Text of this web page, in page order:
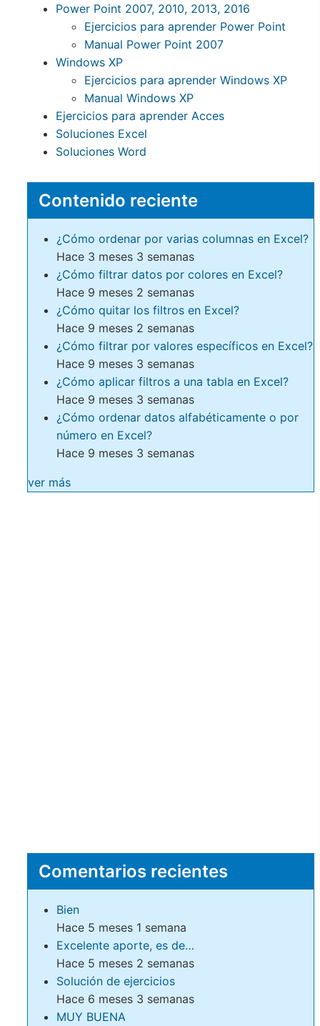
Power Point 2007, 2010, 2013, 2016
Ejercicios para aprender Power Point
Manual Power Point 2007
Windows XP
Ejercicios para aprender Windows XP
Manual Windows XP
Ejercicios para aprender Acces
Soluciones Excel
Soluciones Word
Contenido reciente
¿Cómo ordenar por varias columnas en Excel?
Hace 3 meses 3 semanas
¿Cómo filtrar datos por colores en Excel?
Hace 9 meses 2 semanas
¿Cómo quitar los filtros en Excel?
Hace 9 meses 2 semanas
¿Cómo filtrar por valores específicos en Excel?
Hace 9 meses 3 semanas
¿Cómo aplicar filtros a una tabla en Excel?
Hace 9 meses 3 semanas
¿Cómo ordenar datos alfabéticamente o por
número en Excel?
Hace 9 meses 3 semanas
ver más
Comentarios recientes
Bien
Hace 5 meses 1 semana
Excelente aporte, es de…
Hace 5 meses 2 semanas
Solución de ejercicios
Hace 6 meses 3 semanas
MUY BUENA